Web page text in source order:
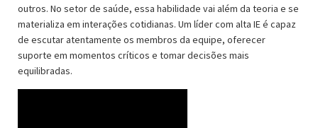
outros. No setor de saúde, essa habilidade vai além da teoria e se
materializa em interações cotidianas. Um líder com alta IE é capaz
de escutar atentamente os membros da equipe, oferecer
suporte em momentos críticos e tomar decisões mais
equilibradas.